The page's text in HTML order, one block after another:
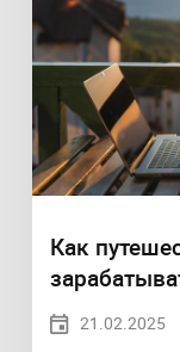
Как
21.02.2025